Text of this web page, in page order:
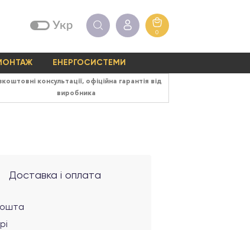
Укр
0
ЕНЕРГОСИСТЕМИ
консультації, офіційна гарантія від
виробника
Доставка і оплата